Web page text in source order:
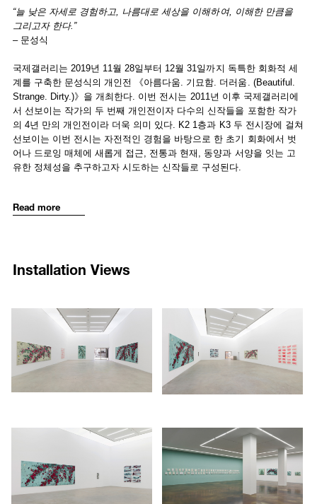
how it defines the relationship between autonomous subjects. This
approach to drawing captures this synergy by focusing on themes
including people, insects, and plants, using a range of mediums such
The exhibition introduces the series Just Life(2017-2019), which
consists of large paintings that incorporate the artist’s new technique
of scratching into half-dried paint to leave inscribed marks. This
technique of carving lines and drawing by using a tool to incise a mark
is also used in a series of drawings titled A Mediocre Landscape
(2017-2019) that use pencil to draw directly onto the painted ground.
Also on view will be a number of new series of color drawings including
Sungsic Moon’sJust Life
humans and insects. Exhibited for the first time, the works evoke
style of looking at nature, he employs a modern set of techniques in
order to balance old and new, a synthesis that is central to his thinking
and suggests an artistic vision not confined to any era or genre. In
particular, the artist’s use of a tool to scratch directly onto the surface
of the composition marks his work as contemporary. For the artist,
what is of interest is not just the symbolic meaning of a rose or apricot
on the branch―what the artist refers to as “the beautiful, strange, and
Attractionis another of the series in Beautiful. Strange. Dirty.and
consists of a grouping inspired by a simple but powerful hand gesture
made by dispersed families from South and North Korea that the artist
“늘 낮은 자세로 경험하고, 나름대로 세상을 이해하여, 이해한 만큼을
그리고자 한다. ”
– 문성식
국제갤러리는 2019년 11월 28일부터 12월 31일까지 독특한 회화적 세
계를 구축한 문성식의 개인전 《아름다움. 기묘함. 더러움. (Beautiful.
Strange. Dirty.)》을 개최한다. 이번 전시는 2011년 이후 국제갤러리에
서 선보이는 작가의 두 번째 개인전이자 다수의 신작들을 포함한 작가
의 4년 만의 개인전이라 더욱 의미 있다. K2 1층과 K3 두 전시장에 걸쳐
선보이는 이번 전시는 자전적인 경험을 바탕으로 한 초기 회화에서 벗
어나 드로잉 매체에 새롭게 접근, 전통과 현재, 동양과 서양을 잇는 고
유한 정체성을 추구하고자 시도하는 신작들로 구성된다.
사와 주변 만물을 연민의 시선으로 들여다보는 작가는 과슈, 유화물감,
<만남>(2018), <물의 조각>(2019), <인간적인 너무나 인간적인>(2019),
로잉의 세 작품군을 다채롭게 소개한다.
이 중 10여 점으로 구성된 <끌림> 연작은 작가가 매스컴을 통해 접한
이산가족들의 이별 장면 중 특히 손의 모습에서 영감 받아 제작한 작업
으로, 예정된 이별을 앞둔 절박함과 나약한 생명에 내재한 강한 끌림을
표현하고 있다. 24점으로 구성된 과슈 드로잉 연작 <인간적인 너무나
인간적인>은 ‘본능적 끌림’에 의해 뒤엉킨 남녀의 신체를 묘사하고, 마
생명의 신비로움을 보여준다. 또한 60여 점으로 구성된 <그저 그런 풍
경>은 미색의 유화를 연필로 긁어낸 드로잉 작품으로 오늘날 한국의 지
극히 평범한 일상적 풍경과 이를 구성하는 연약한 생명들의 미동을 읽
을 수 있다.
Read more
Installation Views
/upload/installations/993b09b962f5eddb0dcd0a52ae768747.jpg
/upload/installations/
/upload/installations/994cca016b980967d0c2f3ad56e45f9d.jpg
/upload/installations/